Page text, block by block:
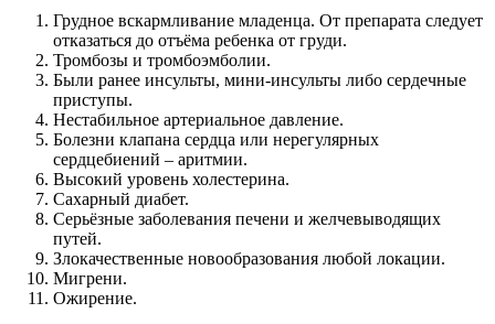
Грудное вскармливание младенца. От препарата следует
отказаться до отъёма ребенка от груди.
Тромбозы и тромбоэмболии.
Были ранее инсульты, мини-инсульты либо сердечные
приступы.
Нестабильное артериальное давление.
Болезни клапана сердца или нерегулярных
сердцебиений – аритмии.
Высокий уровень холестерина.
Сахарный диабет.
Серьёзные заболевания печени и желчевыводящих
путей.
Злокачественные новообразования любой локации.
Мигрени.
Ожирение.